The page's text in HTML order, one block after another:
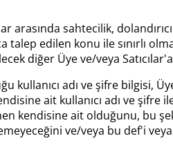
arasında sahtecilik,
talep edilen konu ile sınırlı
diğer Üye ve/veya
adı ve şifre bilgisi,
ait kullanıcı adı ve şifre
kendisine ait olduğunu, bu
ve/veya bu def'i